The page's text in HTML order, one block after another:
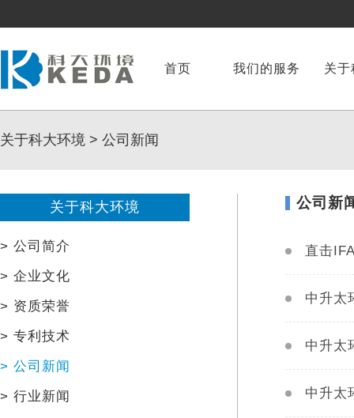
首页 我们的服务 关于
关于科大环境 > 公司新闻
关于科大环境
> 公司简介
> 企业文化
> 资质荣誉
> 专利技术
> 公司新闻
> 行业新闻
公司新
直击
中升太
中升太